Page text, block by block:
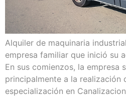
Alquiler de maquinaria
empresa familiar que inició su
En sus comienzos, la empresa
principalmente a la realización
especialización en